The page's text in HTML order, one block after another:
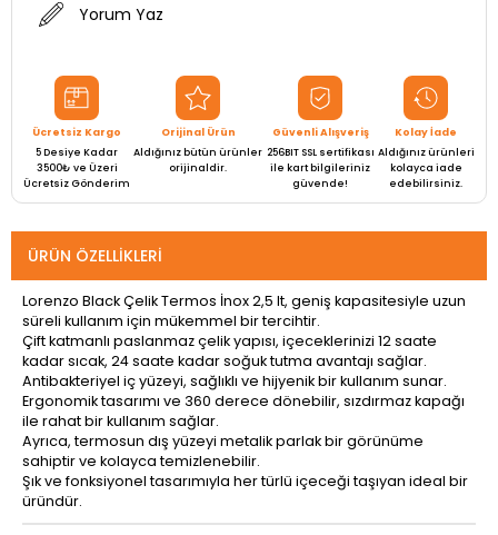
Yorum Yaz
Ücretsiz Kargo
5 Desiye Kadar
3500₺ ve Üzeri
Ücretsiz Gönderim
Orijinal Ürün
Aldığınız bütün ürünler
orijinaldir.
Güvenli Alışveriş
256BIT SSL sertifikası
ile kart bilgileriniz
güvende!
Kolay İade
Aldığınız ürünleri
kolayca iade
edebilirsiniz.
ÜRÜN ÖZELLIKLERI
Lorenzo Black Çelik Termos İnox 2,5 lt, geniş kapasitesiyle uzun
süreli kullanım için mükemmel bir tercihtir.
Çift katmanlı paslanmaz çelik yapısı, içeceklerinizi 12 saate
kadar sıcak, 24 saate kadar soğuk tutma avantajı sağlar.
Antibakteriyel iç yüzeyi, sağlıklı ve hijyenik bir kullanım sunar.
Ergonomik tasarımı ve 360 derece dönebilir, sızdırmaz kapağı
ile rahat bir kullanım sağlar.
Ayrıca, termosun dış yüzeyi metalik parlak bir görünüme
sahiptir ve kolayca temizlenebilir.
Şık ve fonksiyonel tasarımıyla her türlü içeceği taşıyan ideal bir
üründür.